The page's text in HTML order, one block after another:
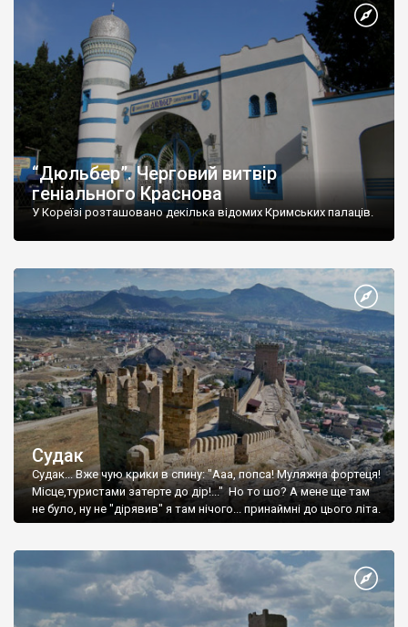
“Дюльбер”. Черговий витвір
геніального Краснова
У Кореїзі розташовано декілька відомих Кримських палаців.
Судак
Судак... Вже чую крики в спину: "Ааа, попса! Муляжна фортеця!
Місце,туристами затерте до дір!..." Но то шо? А мене ще там
не було, ну не "дірявив" я там нічого... принаймні до цього літа.